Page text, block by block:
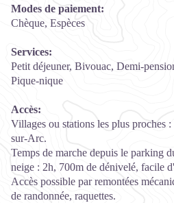
Modes de paiement:
Chèque, Espèces
Services:
Petit déjeuner, Bivouac, Demi-
Pique-nique
Accès:
Villages ou stations les plus proches
sur-Arc.
Temps de marche depuis le parking
neige : 2h, 700m de dénivelé, facile
Accès possible par remontées
de randonnée, raquettes.